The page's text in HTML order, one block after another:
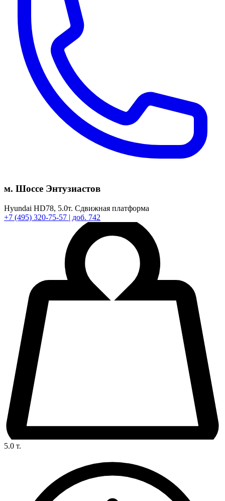
м. Шоссе Энтузиастов
Hyundai HD78, 5.0т. Сдвижная платформа
+7 (495) 320-75-57 | доб. 742
5.0 т.